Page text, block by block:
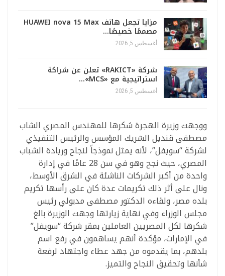
مزايا تجعل هاتف HUAWEI nova 15 Max
مصممًا خصيصًا…
أغسطس 5, 2026
شركة «RAKICT» تعلن عن شراكة
استراتيجية مع «MCS»…
أغسطس 5, 2026
ووجهت وزيرة الهجرة شكرها للمهندس المصري الشاب
مصطفى قنديل الشريك المؤسس والرئيس التنفيذي
لشركة “سويفل”، لأنه يمثل نموذجاً لنجاح وريادة الشباب
المصري، حيث نجح وهو في سن 28 عامًا في إدارة
واحدة من أكبر الشركات الناشئة في الشرق الأوسط،
ونال على أثر ذلك تكريمات عدة كان على رأسها تكريم
بلده مصر، ولقاءه الدكتور مصطفى مدبولي رئيس
مجلس الوزراء وفي نهاية زيارتها وجهت الوزيرة بالغ
شكرها لكل المصريين العاملين بمقر شركة “سويفل”
في الإمارات، مؤكدة أنهم يساهمون في رفع اسم
بلدهم، بما يقدموه من جهد عطاء واجتهاد لرفعة
شأنها وتحقيق النجاح والتميز.